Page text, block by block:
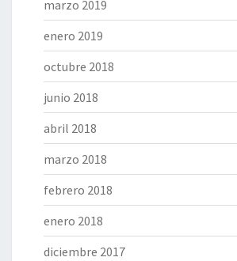
marzo 2019
enero 2019
octubre 2018
junio 2018
abril 2018
marzo 2018
febrero 2018
enero 2018
diciembre 2017